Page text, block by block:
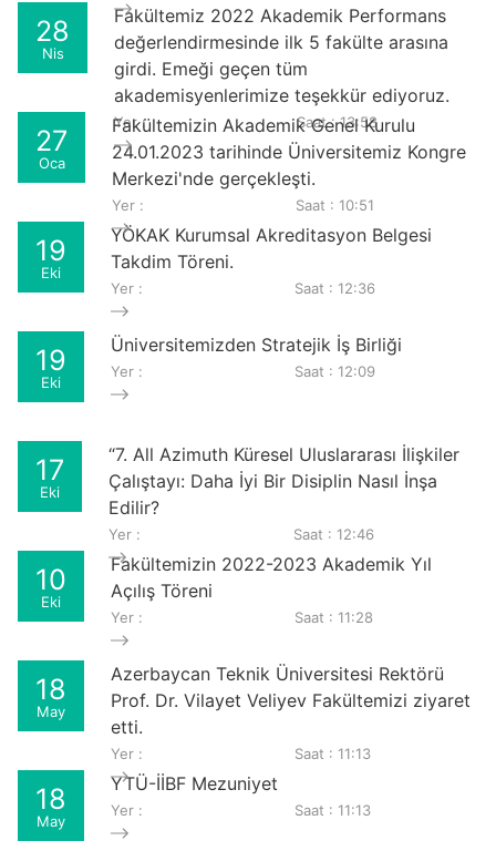
28
Nis
Fakültemiz 2022 Akademik Performans
değerlendirmesinde ilk 5 fakülte arasına
girdi. Emeği geçen tüm
akademisyenlerimize teşekkür ediyoruz.
Yer : Saat : 13:58
27
Oca
Fakültemizin Akademik Genel Kurulu
24.01.2023 tarihinde Üniversitemiz Kongre
Merkezi'nde gerçekleşti.
Yer : Saat : 10:51
19
Eki
YÖKAK Kurumsal Akreditasyon Belgesi
Takdim Töreni.
Yer : Saat : 12:36
19
Eki
Üniversitemizden Stratejik İş Birliği
Yer : Saat : 12:09
17
Eki
“7. All Azimuth Küresel Uluslararası İlişkiler
Çalıştayı: Daha İyi Bir Disiplin Nasıl İnşa
Edilir?
Yer : Saat : 12:46
10
Eki
Fakültemizin 2022-2023 Akademik Yıl
Açılış Töreni
Yer : Saat : 11:28
18
May
Azerbaycan Teknik Üniversitesi Rektörü
Prof. Dr. Vilayet Veliyev Fakültemizi ziyaret
etti.
Yer : Saat : 11:13
18
May
YTÜ-İİBF Mezuniyet
Yer : Saat : 11:13